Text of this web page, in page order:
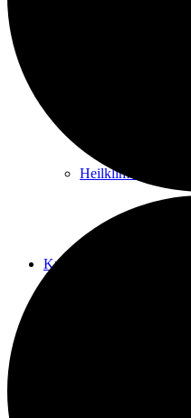
Heilklimaten
Kur & Tourismus